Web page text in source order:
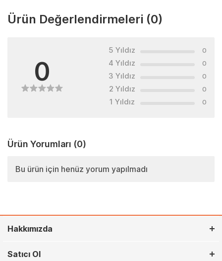
Ürün Değerlendirmeleri (0)
0
5 Yıldız 0
4 Yıldız 0
3 Yıldız 0
2 Yıldız 0
1 Yıldız 0
Ürün Yorumları (0)
Bu ürün için henüz yorum yapılmadı
Hakkımızda
Satıcı Ol